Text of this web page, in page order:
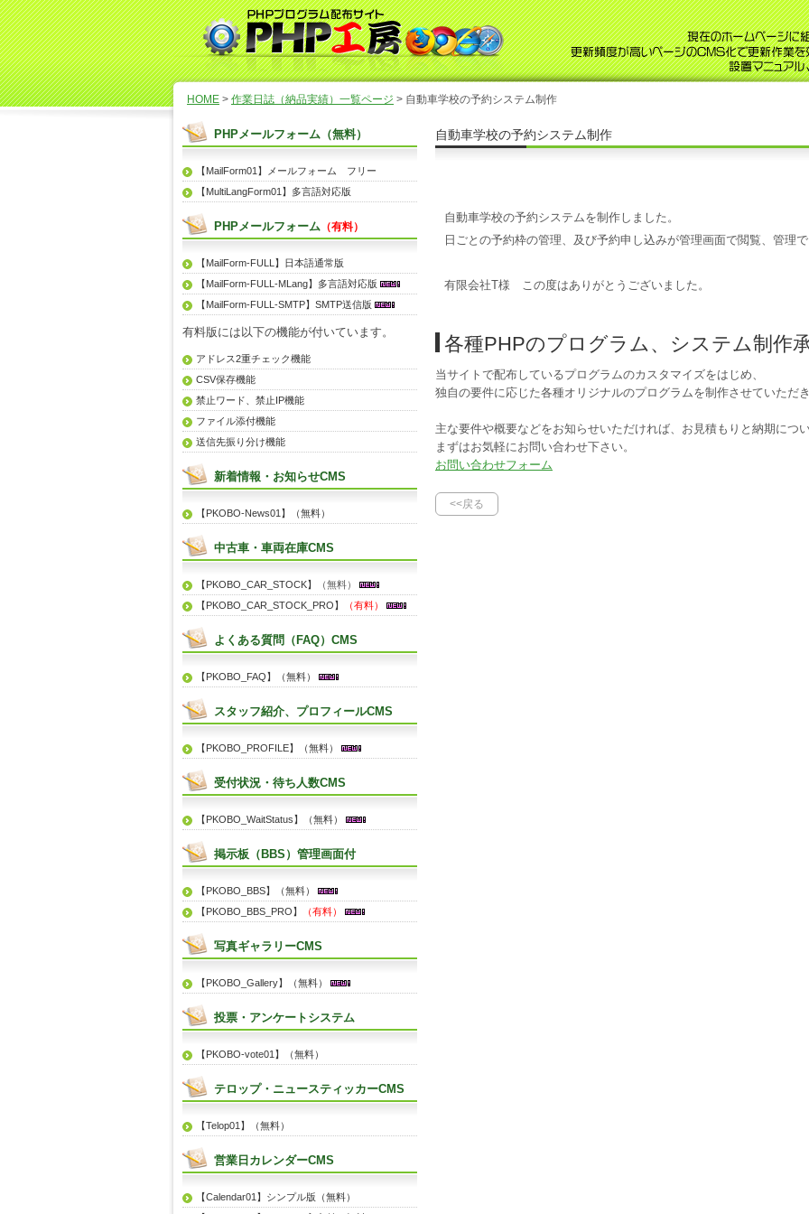
HOME > 作業日誌（納品実績）一覧ページ > 自動車学校の予約システム制作
自動車学校の予約システム制作
自動車学校の予約システムを制作しました。
日ごとの予約枠の管理、及び予約申し込みが管理画面で閲覧、管理で
有限会社T様 この度はありがとうございました。
各種PHPのプログラム、システム制作
当サイトで配布しているプログラムのカスタマイズをはじめ、
独自の要件に応じた各種オリジナルのプログラムを制作させていただき
主な要件や概要などをお知らせいただければ、お見積もりと納期につ
まずはお気軽にお問い合わせ下さい。
お問い合わせフォーム
<<戻る
PHPメールフォーム（無料）
【MailForm01】メールフォーム フリー
【MultiLangForm01】多言語対応版
PHPメールフォーム （有料）
【MailForm-FULL】日本語通常版
【MailForm-FULL-MLang】多言語対応版
【MailForm-FULL-SMTP】SMTP送信版
有料版には以下の機能が付いています。
アドレス2重チェック機能
CSV保存機能
禁止ワード、禁止IP機能
ファイル添付機能
送信先振り分け機能
新着情報・お知らせCMS
【PKOBO-News01】（無料）
中古車・車両在庫CMS
【PKOBO_CAR_STOCK】
（無料）
【PKOBO_CAR_STOCK_PRO】
（有料）
よくある質問（FAQ）CMS
【PKOBO_FAQ】（無料）
スタッフ紹介、プロフィールCMS
【PKOBO_PROFILE】（無料）
受付状況・待ち人数CMS
【PKOBO_WaitStatus】（無料）
掲示板（BBS）管理画面付
【PKOBO_BBS】（無料）
【PKOBO_BBS_PRO】
（有料）
写真ギャラリーCMS
【PKOBO_Gallery】（無料）
投票・アンケートシステム
【PKOBO-vote01】（無料）
テロップ・ニュースティッカーCMS
【Telop01】（無料）
営業日カレンダーCMS
【Calendar01】シンプル版（無料）